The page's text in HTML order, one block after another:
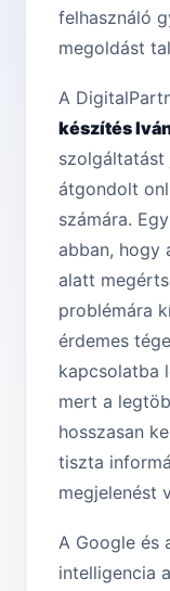
felhasználó
megoldást
A
készítés
szolgáltatást
átgondolt
számára.
abban, hogy
alatt
problémára
érdemes
kapcsolatba
mert a
hosszasan
tiszta
megjelenést
A Google és
intelligencia